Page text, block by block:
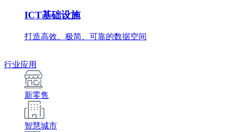
ICT基础设施
打造高效、极简、可靠的数据空间
行业应用
新零售
智慧城市